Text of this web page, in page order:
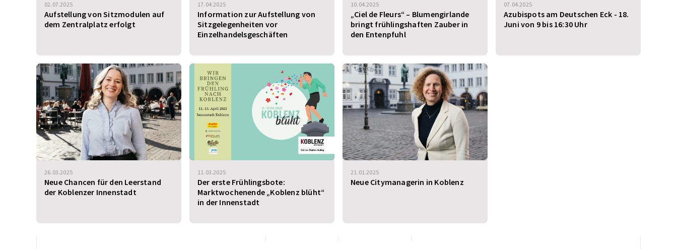
02.07.2025
Aufstellung von Sitzmodulen auf
dem Zentralplatz erfolgt
17.04.2025
Information zur Aufstellung von
Sitzgelegenheiten vor
Einzelhandelsgeschäften
10.04.2025
„Ciel de Fleurs“ – Blumengirlande
bringt frühlingshaften Zauber in
den Entenpfuhl
07.04.2025
Azubispots am Deutschen Eck - 18.
Juni von 9 bis 16:30 Uhr
26.03.2025
Neue Chancen für den Leerstand
der Koblenzer Innenstadt
11.03.2025
Der erste Frühlingsbote:
Marktwochenende „Koblenz blüht“
in der Innenstadt
21.01.2025
Neue Citymanagerin in Koblenz